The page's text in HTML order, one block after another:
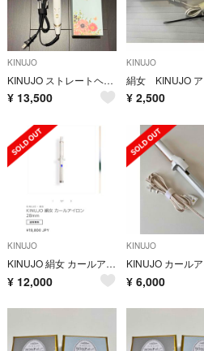
KINUJO
KINUJO ストレートヘアアイロン ホワイト ワールドワイド DS100
¥ 13,500
KINUJO
¥ 2,500
KINUJO
KINUJO 絹女 カールアイロン 28mm
¥ 12,000
KINUJO
¥ 6,000